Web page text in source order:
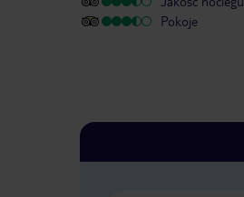
Pokoje